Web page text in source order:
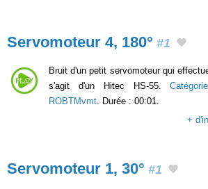
Servomoteur 4, 180° #1
Bruit d'un petit servomoteur qui
s'agit d'un Hitec HS-55.
ROBTMvmt. Durée : 00:01.
+
Servomoteur 1, 30° #1